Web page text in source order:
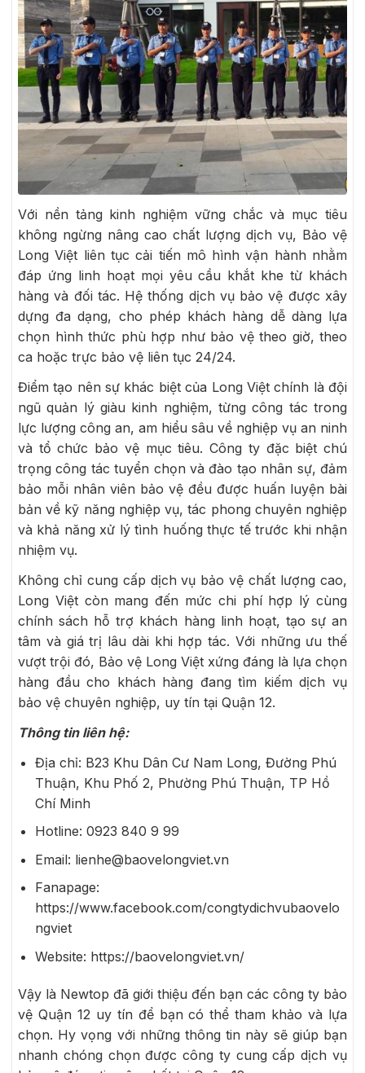
Với nền tảng kinh nghiệm vững chắc và mục tiêu
không ngừng nâng cao chất lượng dịch vụ, Bảo vệ
Long Việt liên tục cải tiến mô hình vận hành nhằm
đáp ứng linh hoạt mọi yêu cầu khắt khe từ khách
hàng và đối tác. Hệ thống dịch vụ bảo vệ được xây
dựng đa dạng, cho phép khách hàng dễ dàng lựa
chọn hình thức phù hợp như bảo vệ theo giờ, theo
ca hoặc trực bảo vệ liên tục 24/24.
Điểm tạo nên sự khác biệt của Long Việt chính là đội
ngũ quản lý giàu kinh nghiệm, từng công tác trong
lực lượng công an, am hiểu sâu về nghiệp vụ an ninh
và tổ chức bảo vệ mục tiêu. Công ty đặc biệt chú
trọng công tác tuyển chọn và đào tạo nhân sự, đảm
bảo mỗi nhân viên bảo vệ đều được huấn luyện bài
bản về kỹ năng nghiệp vụ, tác phong chuyên nghiệp
và khả năng xử lý tình huống thực tế trước khi nhận
nhiệm vụ.
Không chỉ cung cấp dịch vụ bảo vệ chất lượng cao,
Long Việt còn mang đến mức chi phí hợp lý cùng
chính sách hỗ trợ khách hàng linh hoạt, tạo sự an
tâm và giá trị lâu dài khi hợp tác. Với những ưu thế
vượt trội đó, Bảo vệ Long Việt xứng đáng là lựa chọn
hàng đầu cho khách hàng đang tìm kiếm dịch vụ
bảo vệ chuyên nghiệp, uy tín tại Quận 12.
Thông tin liên hệ:
Địa chỉ: B23 Khu Dân Cư Nam Long, Đường Phú
Thuận, Khu Phố 2, Phường Phú Thuận, TP Hồ
Chí Minh
Hotline: 0923 840 9 99
Email: lienhe@baovelongviet.vn
Fanapage:
https://www.facebook.com/congtydichvubaovelo
ngviet
Website: https://baovelongviet.vn/
Vậy là Newtop đã giới thiệu đến bạn các công ty bảo
vệ Quận 12 uy tín để bạn có thể tham khảo và lựa
chọn. Hy vọng với những thông tin này sẽ giúp bạn
nhanh chóng chọn được công ty cung cấp dịch vụ